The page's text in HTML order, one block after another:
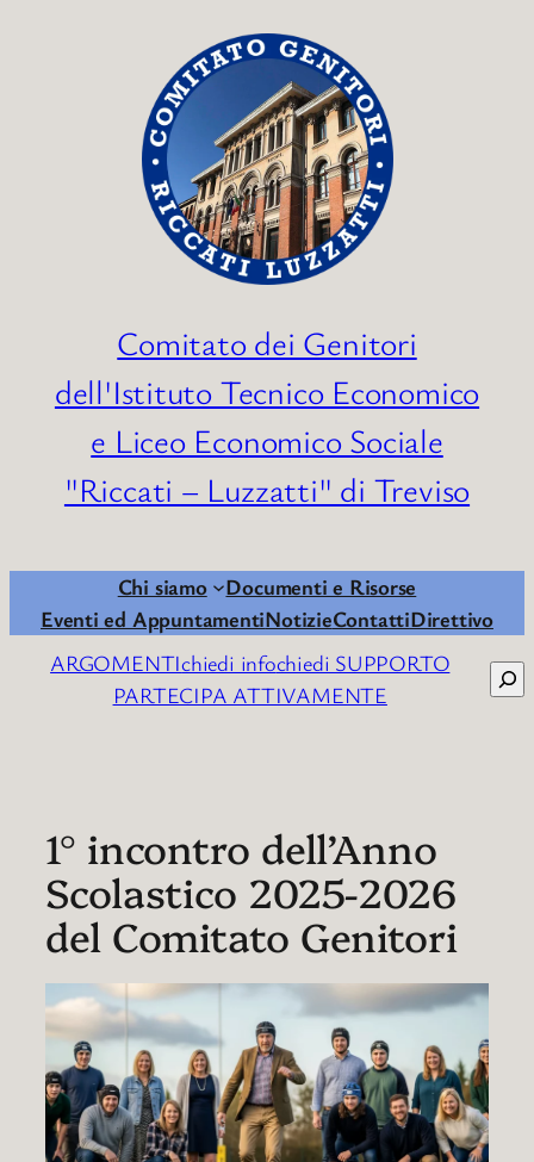
Comitato dei Genitori
dell'Istituto Tecnico Economico
e Liceo Economico Sociale
"Riccati – Luzzatti" di Treviso
Chi siamo
Documenti e Risorse
Eventi ed AppuntamentiNotizieContattiDirettivo
ARGOMENTIchiedi infochiedi SUPPORTO
PARTECIPA ATTIVAMENTE
1° incontro dell’Anno
Scolastico 2025-2026
del Comitato Genitori